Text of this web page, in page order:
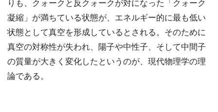
りも、クォークと反クォークが対になった「クォーク
凝縮」が満ちている状態が、エネルギー的に最も低い
状態として真空を形成しているとされる。そのために
真空の対称性が失われ、陽子や中性子、そして中間子
の質量が大きく変化したというのが、現代物理学の理
論である。